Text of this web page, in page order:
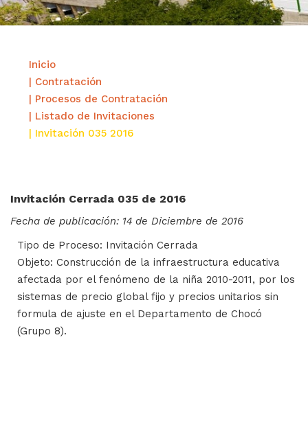
Inicio
| Contratación
| Procesos de Contratación
| Listado de Invitaciones
| Invitación 035 2016
Invitación Cerrada 035 de 2016
Fecha de publicación: 14 de Diciembre de 2016
Tipo de Proceso: Invitación Cerrada
Objeto: Construcción de la infraestructura educativa
afectada por el fenómeno de la niña 2010-2011, por los
sistemas de precio global fijo y precios unitarios sin
formula de ajuste en el Departamento de Chocó
(Grupo 8).